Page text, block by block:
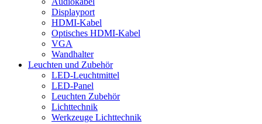
Displayport
HDMI-Kabel
Optisches HDMI-Kabel
VGA
Wandhalter
Leuchten und Zubehör
LED-Leuchtmittel
LED-Panel
Leuchten Zubehör
Lichttechnik
Werkzeuge Lichttechnik